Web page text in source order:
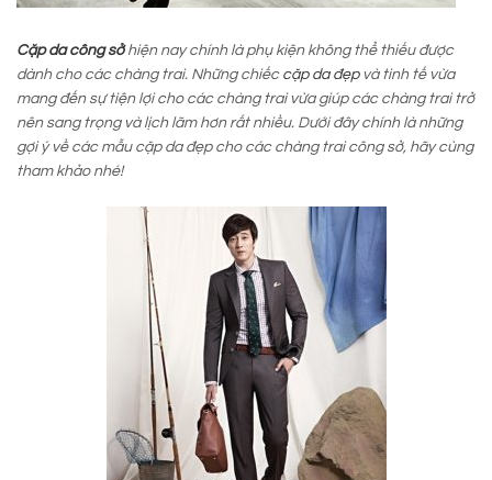
Cặp da công sởhiện nay chính là phụ kiện không thể thiếu được
dành cho các chàng trai. Những chiếc cặp da đẹpvà tinh tế vừa
mang đến sự tiện lợi cho các chàng trai vừa giúp các chàng trai trở
nên sang trọng và lịch lãm hơn rất nhiều. Dưới đây chính là những
gợi ý về các mẫu cặp da đẹp cho các chàng trai công sở, hãy cùng
tham khảo nhé!